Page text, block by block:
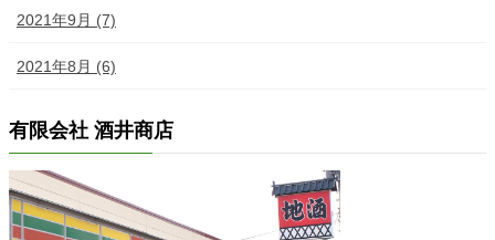
2021年9月 (7)
2021年8月 (6)
有限会社 酒井商店